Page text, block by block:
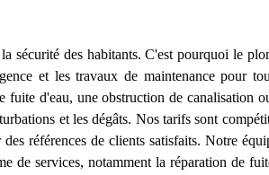
sécurité des habitants. C'est pourquoi le
et les travaux de maintenance pour
fuite d'eau, une obstruction de canalisation
et les dégâts. Nos tarifs sont
références de clients satisfaits. Notre
de services, notamment la réparation de